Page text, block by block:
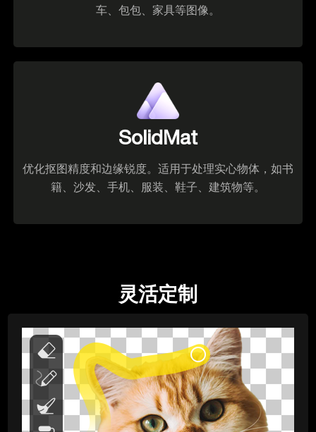
车、包包、家具等图像。
SolidMat
优化抠图精度和边缘锐度。适用于处理实心物体，如书
籍、沙发、手机、服装、鞋子、建筑物等。
灵活定制